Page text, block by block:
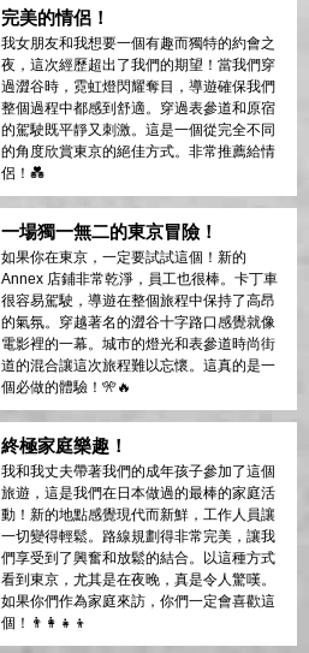
完美的情侶！
我女朋友和我想要一個有趣而獨特的約會之
夜，這次經歷超出了我們的期望！當我們穿
過澀谷時，霓虹燈閃耀奪目，導遊確保我們
整個過程中都感到舒適。穿過表參道和原宿
的駕駛既平靜又刺激。這是一個從完全不同
的角度欣賞東京的絕佳方式。非常推薦給情
侶！💑
一場獨一無二的東京冒險！
如果你在東京，一定要試試這個！新的
Annex 店鋪非常乾淨，員工也很棒。卡丁車
很容易駕駛，導遊在整個旅程中保持了高昂
的氣氛。穿越著名的澀谷十字路口感覺就像
電影裡的一幕。城市的燈光和表參道時尚街
道的混合讓這次旅程難以忘懷。這真的是一
個必做的體驗！🎌🔥
終極家庭樂趣！
我和我丈夫帶著我們的成年孩子參加了這個
旅遊，這是我們在日本做過的最棒的家庭活
動！新的地點感覺現代而新鮮，工作人員讓
一切變得輕鬆。路線規劃得非常完美，讓我
們享受到了興奮和放鬆的結合。以這種方式
看到東京，尤其是在夜晚，真是令人驚嘆。
如果你們作為家庭來訪，你們一定會喜歡這
個！👨‍👩‍👧‍👦